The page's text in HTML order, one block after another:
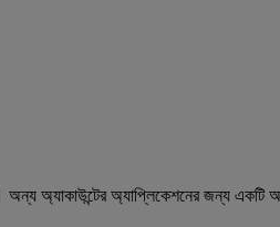
অন্য অ্যাকাউন্টের অ্যাপ্লিকেশনের জন্য একটি